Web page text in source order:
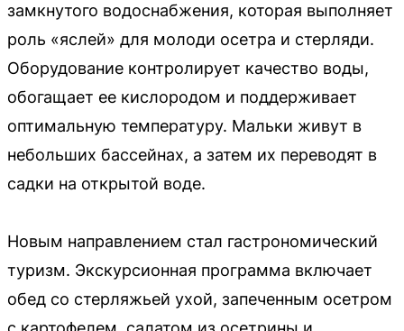
замкнутого водоснабжения, которая выполняет
роль «яслей» для молоди осетра и стерляди.
Оборудование контролирует качество воды,
обогащает ее кислородом и поддерживает
оптимальную температуру. Мальки живут в
небольших бассейнах, а затем их переводят в
садки на открытой воде.
Новым направлением стал гастрономический
туризм. Экскурсионная программа включает
обед со стерляжьей ухой, запеченным осетром